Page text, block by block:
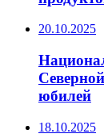
20.10.2025
юбилей
18.10.2025